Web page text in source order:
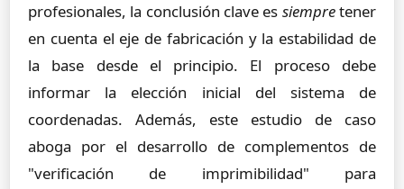
profesionales, la conclusión clave es siempretener
en cuenta el eje de fabricación y la estabilidad de
la base desde el principio. El proceso debe
informar la elección inicial del sistema de
coordenadas. Además, este estudio de caso
aboga por el desarrollo de complementos de
"verificación de imprimibilidad" para